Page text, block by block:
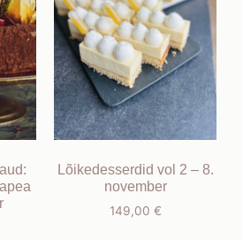
Lõikedesserdid vol 2 – 8.
november
149,00 €